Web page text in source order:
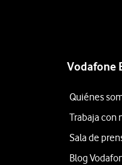
Vodafone
Quiénes
Trabaja con
Sala de
Blog